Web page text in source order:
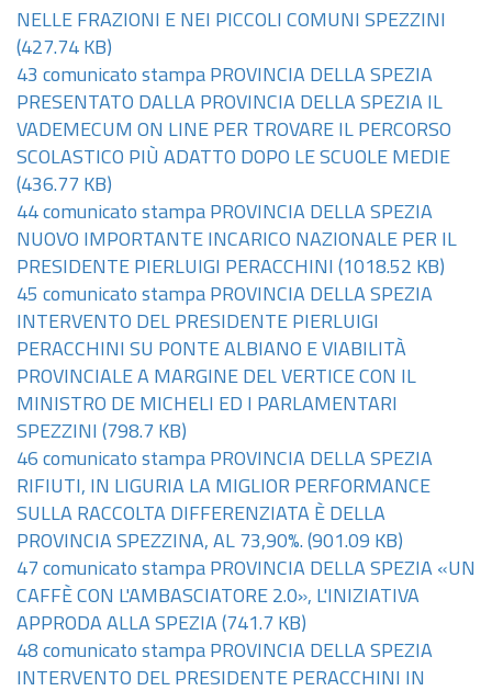
NELLE FRAZIONI E NEI PICCOLI COMUNI SPEZZINI
(427.74 KB)
43 comunicato stampa PROVINCIA DELLA SPEZIA
PRESENTATO DALLA PROVINCIA DELLA SPEZIA IL
VADEMECUM ON LINE PER TROVARE IL PERCORSO
SCOLASTICO PIÙ ADATTO DOPO LE SCUOLE MEDIE
(436.77 KB)
44 comunicato stampa PROVINCIA DELLA SPEZIA
NUOVO IMPORTANTE INCARICO NAZIONALE PER IL
PRESIDENTE PIERLUIGI PERACCHINI (1018.52 KB)
45 comunicato stampa PROVINCIA DELLA SPEZIA
INTERVENTO DEL PRESIDENTE PIERLUIGI
PERACCHINI SU PONTE ALBIANO E VIABILITÀ
PROVINCIALE A MARGINE DEL VERTICE CON IL
MINISTRO DE MICHELI ED I PARLAMENTARI
SPEZZINI (798.7 KB)
46 comunicato stampa PROVINCIA DELLA SPEZIA
RIFIUTI, IN LIGURIA LA MIGLIOR PERFORMANCE
SULLA RACCOLTA DIFFERENZIATA È DELLA
PROVINCIA SPEZZINA, AL 73,90%. (901.09 KB)
47 comunicato stampa PROVINCIA DELLA SPEZIA «UN
CAFFÈ CON L'AMBASCIATORE 2.0», L'INIZIATIVA
APPRODA ALLA SPEZIA (741.7 KB)
48 comunicato stampa PROVINCIA DELLA SPEZIA
INTERVENTO DEL PRESIDENTE PERACCHINI IN